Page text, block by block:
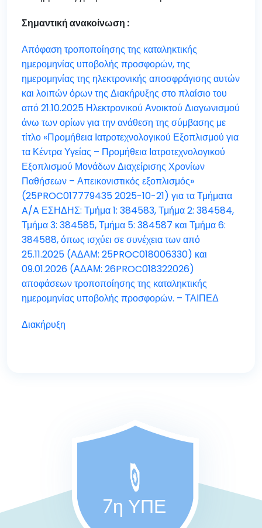
Σημαντική ανακοίνωση :
Απόφαση τροποποίησης της καταληκτικής
ημερομηνίας υποβολής προσφορών, της
ημερομηνίας της ηλεκτρονικής αποσφράγισης αυτών
και λοιπών όρων της Διακήρυξης στο πλαίσιο του
από 21.10.2025 Ηλεκτρονικού Ανοικτού Διαγωνισμού
άνω των ορίων για την ανάθεση της σύμβασης με
τίτλο «Προμήθεια Ιατροτεχνολογικού Εξοπλισμού για
τα Κέντρα Υγείας – Προμήθεια Ιατροτεχνολογικού
Εξοπλισμού Μονάδων Διαχείρισης Χρονίων
Παθήσεων – Απεικονιστικός εξοπλισμός»
(25PROC017779435 2025-10-21) για τα Τμήματα
A/A ΕΣΗΔΗΣ: Τμήμα 1: 384583, Τμήμα 2: 384584,
Τμήμα 3: 384585, Τμήμα 5: 384587 και Τμήμα 6:
384588, όπως ισχύει σε συνέχεια των από
25.11.2025 (ΑΔΑΜ: 25PROC018006330) και
09.01.2026 (ΑΔΑΜ: 26PROC018322026)
αποφάσεων τροποποίησης της καταληκτικής
ημερομηνίας υποβολής προσφορών. – ΤΑΙΠΕΔ
Διακήρυξη
7η ΥΠΕ